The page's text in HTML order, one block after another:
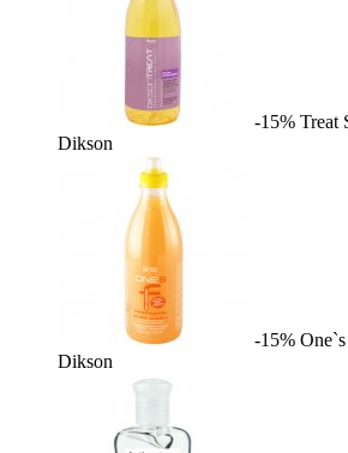
-15% Treat
Dikson
-15%
Dikson